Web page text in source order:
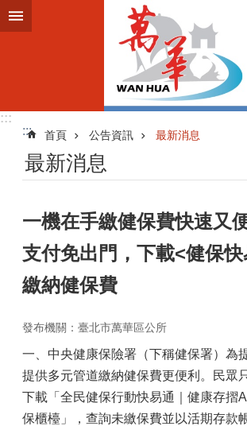
跳到主要內容區塊
:::
:::
首頁 公告資訊 最新消息
最新消息
一機在手繳健保費快速又
支付免出門，下載<健保
繳納健保費
發布機關：臺北市萬華區公所
一、中央健康保險署（下稱健保署）為
提供多元管道繳納健保費更便利。民眾
下載「全民健保行動快易通｜健康存摺
保櫃檯」，查詢未繳保費並以活期存款